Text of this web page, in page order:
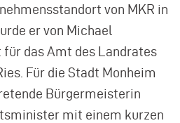
von MKR in
er von Michael
das Amt des Landrates
Für die Stadt Monheim
Bürgermeisterin
mit einem kurzen